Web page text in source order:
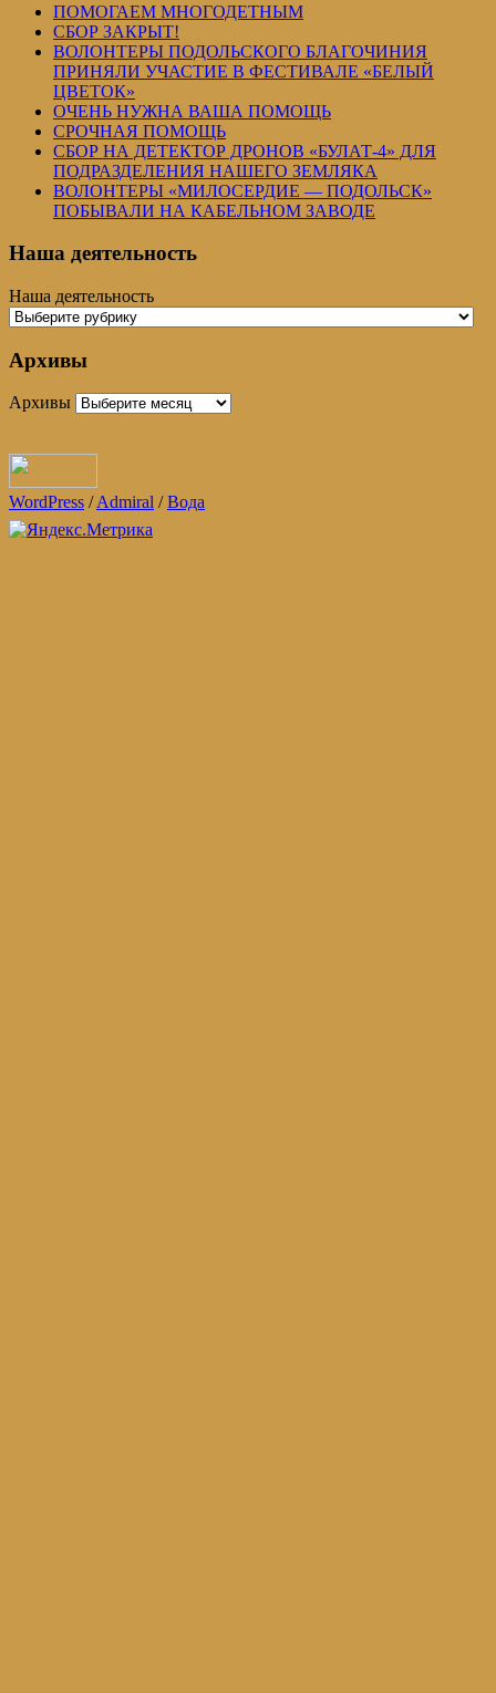
ПОМОГАЕМ МНОГОДЕТНЫМ
СБОР ЗАКРЫТ!
ВОЛОНТЕРЫ ПОДОЛЬСКОГО БЛАГОЧИНИЯ
ПРИНЯЛИ УЧАСТИЕ В ФЕСТИВАЛЕ «БЕЛЫЙ
ЦВЕТОК»
ОЧЕНЬ НУЖНА ВАША ПОМОЩЬ
СРОЧНАЯ ПОМОЩЬ
СБОР НА ДЕТЕКТОР ДРОНОВ «БУЛАТ-4» ДЛЯ
ПОДРАЗДЕЛЕНИЯ НАШЕГО ЗЕМЛЯКА
ВОЛОНТЕРЫ «МИЛОСЕРДИЕ — ПОДОЛЬСК»
ПОБЫВАЛИ НА КАБЕЛЬНОМ ЗАВОДЕ
Наша деятельность
Наша деятельность
Архивы
Архивы
WordPress /Admiral /Вода